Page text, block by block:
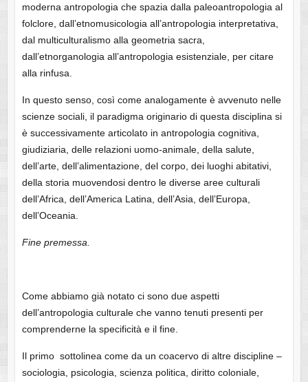
moderna antropologia che spazia dalla paleoantropologia al
folclore, dall’etnomusicologia all’antropologia interpretativa,
dal multiculturalismo alla geometria sacra,
dall’etnorganologia all’antropologia esistenziale, per citare
alla rinfusa.
In questo senso, così come analogamente è avvenuto nelle
scienze sociali, il paradigma originario di questa disciplina si
è successivamente articolato in antropologia cognitiva,
giudiziaria, delle relazioni uomo-animale, della salute,
dell’arte, dell’alimentazione, del corpo, dei luoghi abitativi,
della storia muovendosi dentro le diverse aree culturali
dell’Africa, dell’America Latina, dell’Asia, dell’Europa,
dell’Oceania.
Fine premessa.
Come abbiamo già notato ci sono due aspetti
dell’antropologia culturale che vanno tenuti presenti per
comprenderne la specificità e il fine.
Il primo sottolinea come da un coacervo di altre discipline –
sociologia, psicologia, scienza politica, diritto coloniale,